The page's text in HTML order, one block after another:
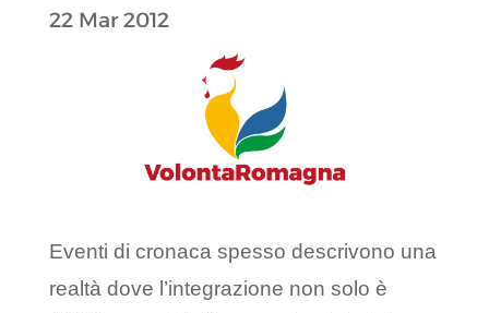
22 Mar 2012
Eventi di cronaca spesso descrivono una
realtà dove l’integrazione non solo è